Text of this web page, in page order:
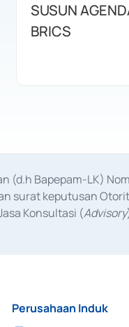
SUSUN
BRICS
(d.h Bapepam-LK)
surat keputusan
Konsultasi (Advisory
Perusahaan Induk